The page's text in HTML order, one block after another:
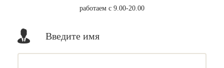
работаем с 9.00-20.00
Введите имя